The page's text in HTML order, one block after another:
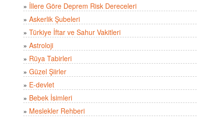
» İllere Göre Deprem Risk Dereceleri
» Askerlik Şubeleri
» Türkiye İftar ve Sahur Vakitleri
» Astroloji
» Rüya Tabirleri
» Güzel Şiirler
» E-devlet
» Bebek İsimleri
» Meslekler Rehberi